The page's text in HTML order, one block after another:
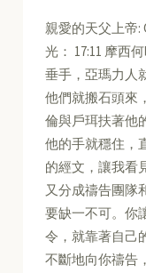
親愛的天父上帝:
光： 17:11 摩西
垂手，亞瑪力人
他們就搬石頭來
倫與戶珥扶著他
他的手就穩住，
的經文，讓我看
又分成禱告團隊
要缺一不可。你
令，就靠著自己
不斷地向你禱告